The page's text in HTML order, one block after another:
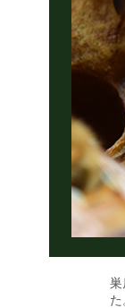
巣
た